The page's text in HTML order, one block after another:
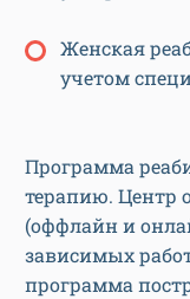
Женская
учетом
Программа
терапию. Центр
(оффлайн и
зависимых
программа